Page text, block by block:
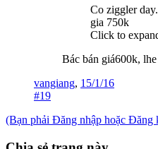
Co ziggler
gia 750k
Click to
Bác bán giá600k,
vangiang, 15/1/16
#19
(Bạn phải Đăng nhập hoặc Đăng